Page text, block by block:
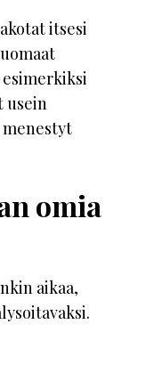
itsesi
usein
menestyt
omia
aikaa,